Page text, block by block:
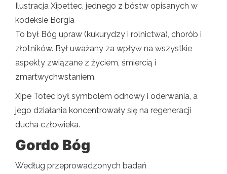
Ilustracja Xipettec, jednego z bóstw opisanych w
kodeksie Borgia
To był Bóg upraw (kukurydzy i rolnictwa), chorób i
złotników. Był uważany za wpływ na wszystkie
aspekty związane z życiem, śmiercią i
zmartwychwstaniem.
Xipe Totec był symbolem odnowy i oderwania, a
jego działania koncentrowały się na regeneracji
ducha człowieka.
Gordo Bóg
Według przeprowadzonych badań